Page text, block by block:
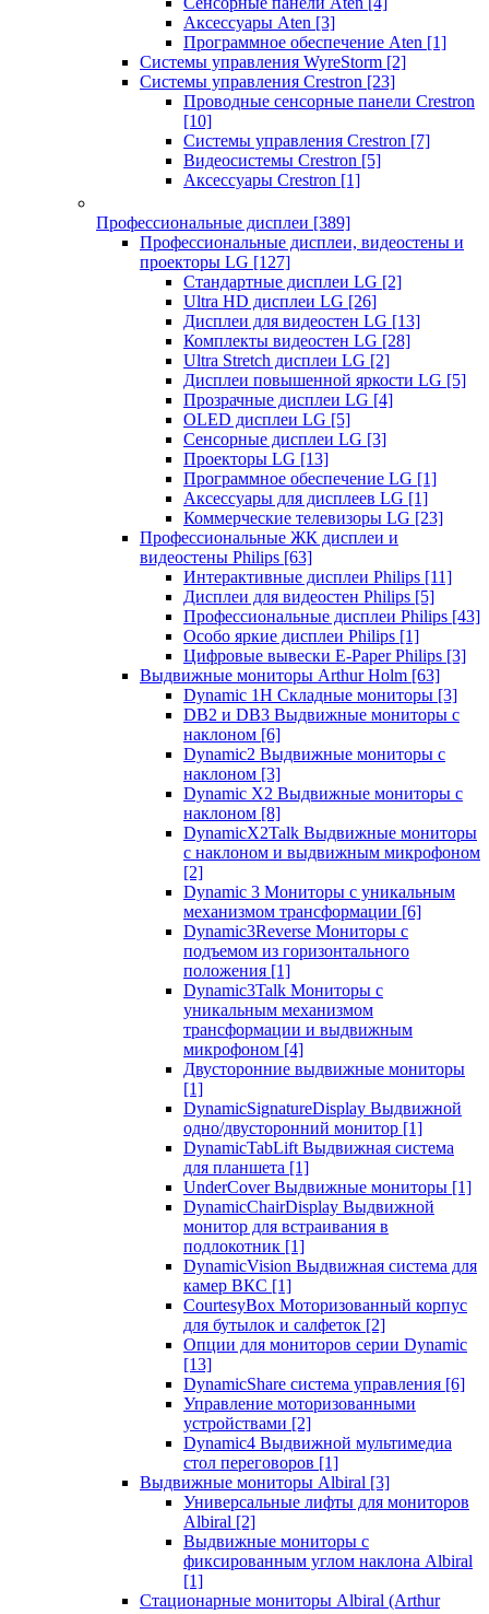
Аксессуары Aten [3]
Программное обеспечение Aten [1]
Системы управления WyreStorm [2]
Системы управления Crestron [23]
Проводные сенсорные панели Crestron
[10]
Системы управления Crestron [7]
Видеосистемы Crestron [5]
Аксессуары Crestron [1]
Профессиональные дисплеи [389]
Профессиональные дисплеи, видеостены и
проекторы LG [127]
Стандартные дисплеи LG [2]
Ultra HD дисплеи LG [26]
Дисплеи для видеостен LG [13]
Комплекты видеостен LG [28]
Ultra Stretch дисплеи LG [2]
Дисплеи повышенной яркости LG [5]
Прозрачные дисплеи LG [4]
OLED дисплеи LG [5]
Сенсорные дисплеи LG [3]
Проекторы LG [13]
Программное обеспечение LG [1]
Аксессуары для дисплеев LG [1]
Коммерческие телевизоры LG [23]
Профессиональные ЖК дисплеи и
видеостены Philips [63]
Интерактивные дисплеи Philips [11]
Дисплеи для видеостен Philips [5]
Профессиональные дисплеи Philips [43]
Особо яркие дисплеи Philips [1]
Цифровые вывески E-Paper Philips [3]
Выдвижные мониторы Arthur Holm [63]
Dynamic 1Н Складные мониторы [3]
DB2 и DB3 Выдвижные мониторы с
наклоном [6]
Dynamic2 Выдвижные мониторы с
наклоном [3]
Dynamic X2 Выдвижные мониторы с
наклоном [8]
DynamicX2Talk Выдвижные мониторы
с наклоном и выдвижным микрофоном
[2]
Dynamic 3 Мониторы с уникальным
механизмом трансформации [6]
Dynamic3Reverse Мониторы с
подъемом из горизонтального
положения [1]
Dynamic3Talk Мониторы с
уникальным механизмом
трансформации и выдвижным
микрофоном [4]
Двусторонние выдвижные мониторы
[1]
DynamicSignatureDisplay Выдвижной
одно/двусторонний монитор [1]
DynamicTabLift Выдвижная система
для планшета [1]
UnderCover Выдвижные мониторы [1]
DynamicChairDisplay Выдвижной
монитор для встраивания в
подлокотник [1]
DynamicVision Выдвижная система для
камер ВКС [1]
CourtesyBox Моторизованный корпус
для бутылок и салфеток [2]
Опции для мониторов серии Dynamic
[13]
DynamicShare система управления [6]
Управление моторизованными
устройствами [2]
Dynamic4 Выдвижной мультимедиа
стол переговоров [1]
Выдвижные мониторы Albiral [3]
Универсальные лифты для мониторов
Albiral [2]
Выдвижные мониторы с
фиксированным углом наклона Albiral
[1]
Стационарные мониторы Albiral (Arthur